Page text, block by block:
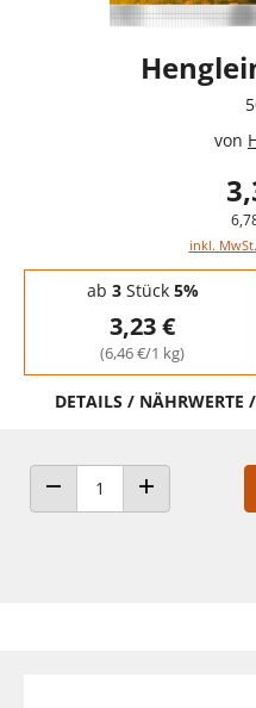
von
inkl.
Staffelpreise - Mengenrabatt
ab 3Stück 5%
3,23 €
(6,46 €/1 kg)
DETAILS / NÄHRWERTE
ANZAHL VERRINGERN
ANZAHL